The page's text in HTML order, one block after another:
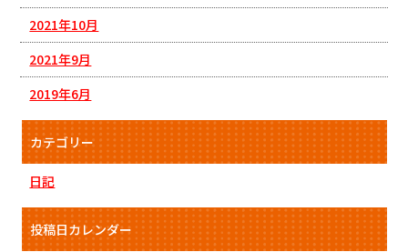
2021年10月
2021年9月
2019年6月
カテゴリー
日記
投稿日カレンダー